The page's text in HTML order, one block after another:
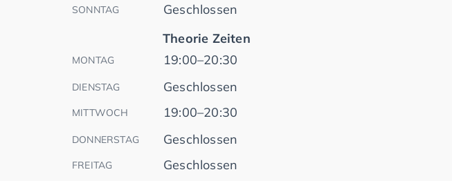
SONNTAG
Geschlossen
Theorie Zeiten
MONTAG 19:00–20:30
DIENSTAG Geschlossen
MITTWOCH 19:00–20:30
DONNERSTAG Geschlossen
FREITAG Geschlossen